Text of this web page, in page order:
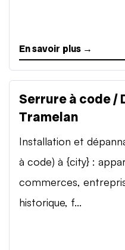
En savoir plus →
Serrure à code /
Tramelan
Installation et
à code) à {city} :
commerces,
historique, f...